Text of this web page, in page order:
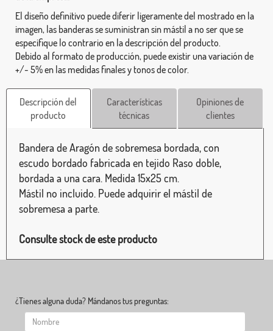
El diseño definitivo puede diferir ligeramente del mostrado en la
imagen, las banderas se suministran sin mástil a no ser que se
especifique lo contrario en la descripción del producto.
Debido al formato de producción, puede existir una variación de
+/- 5% en las medidas finales y tonos de color.
Descripción del
producto
Características
técnicas
Opiniones de
clientes
Bandera de Aragón de sobremesa bordada, con
escudo bordado fabricada en tejido Raso doble,
bordada a una cara. Medida 15x25 cm.
Mástil no incluido. Puede adquirir el mástil de
sobremesa a parte.
Consulte stock de este producto
¿Tienes alguna duda? Mándanos tus preguntas: